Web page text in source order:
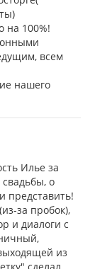
на 100%!
всем
нашего
Илье за
о
представить!
за пробок),
и диалоги с
из
сделал